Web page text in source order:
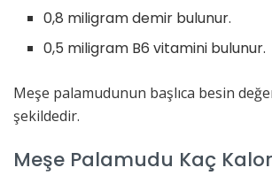
0,8 miligram demir bulunur.
0,5 miligram B6 vitamini bulunur.
Meşe palamudunun başlıca besin
şekildedir.
Meşe Palamudu Kaç